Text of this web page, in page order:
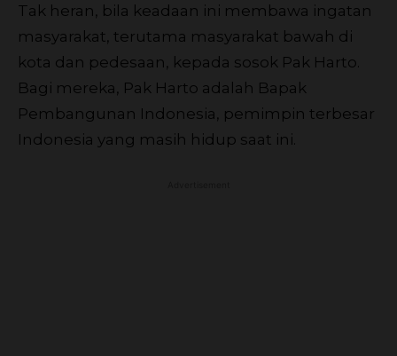
Tak heran, bila keadaan ini membawa ingatan
masyarakat, terutama masyarakat bawah di
kota dan pedesaan, kepada sosok Pak Harto.
Bagi mereka, Pak Harto adalah Bapak
Pembangunan Indonesia, pemimpin terbesar
Indonesia yang masih hidup saat ini.